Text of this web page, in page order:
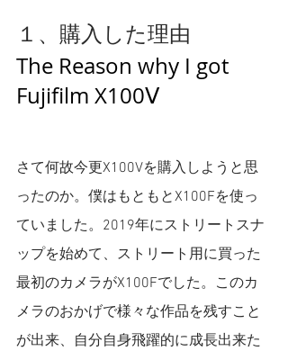
１、購入した理由
The Reason why I got
Fujifilm X100Ⅴ
さて何故今更X100Vを購入しようと思
ったのか。僕はもともとX100Fを使っ
ていました。2019年にストリートスナ
ップを始めて、ストリート用に買った
最初のカメラがX100Fでした。このカ
メラのおかげで様々な作品を残すこと
が出来、自分自身飛躍的に成長出来た